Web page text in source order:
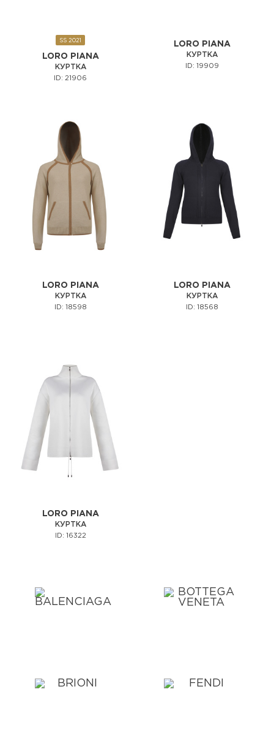
SS 2021
LORO PIANA
КУРТКА
ID: 21906
LORO PIANA
КУРТКА
ID: 19909
LORO PIANA
КУРТКА
ID: 18598
LORO PIANA
КУРТКА
ID: 18568
LORO PIANA
КУРТКА
ID: 16322